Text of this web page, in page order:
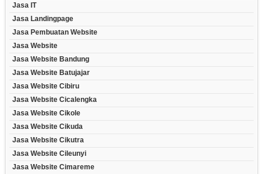
Jasa IT
Jasa Landingpage
Jasa Pembuatan Website
Jasa Website
Jasa Website Bandung
Jasa Website Batujajar
Jasa Website Cibiru
Jasa Website Cicalengka
Jasa Website Cikole
Jasa Website Cikuda
Jasa Website Cikutra
Jasa Website Cileunyi
Jasa Website Cimareme